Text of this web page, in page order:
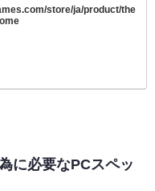
store/ja/product/the
に必要なPCスペッ